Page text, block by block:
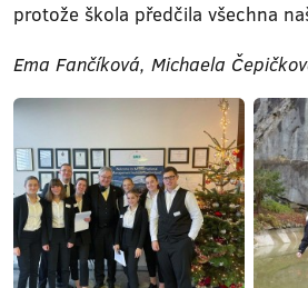
protože škola předčila všechna
Ema Fančíková, Michaela